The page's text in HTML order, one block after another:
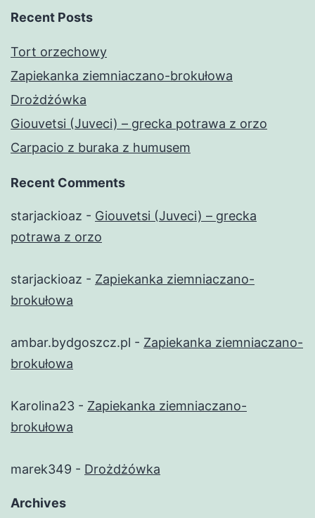
Recent Posts
Tort orzechowy
Zapiekanka ziemniaczano-brokułowa
Drożdżówka
Giouvetsi (Juveci) – grecka potrawa z orzo
Carpacio z buraka z humusem
Recent Comments
starjackioaz - Giouvetsi (Juveci) – grecka
potrawa z orzo
starjackioaz - Zapiekanka ziemniaczano-
brokułowa
ambar.bydgoszcz.pl - Zapiekanka ziemniaczano-
brokułowa
Karolina23 - Zapiekanka ziemniaczano-
brokułowa
marek349 - Drożdżówka
Archives